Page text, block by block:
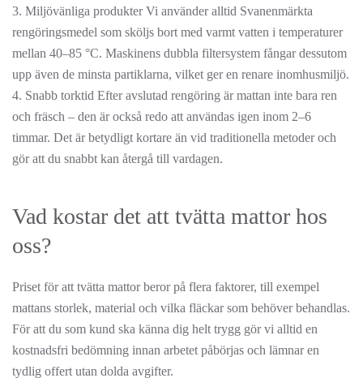
3. Miljövänliga produkter Vi använder alltid Svanenmärkta
rengöringsmedel som sköljs bort med varmt vatten i temperaturer
mellan 40–85 °C. Maskinens dubbla filtersystem fångar dessutom
upp även de minsta partiklarna, vilket ger en renare inomhusmiljö.
4. Snabb torktid Efter avslutad rengöring är mattan inte bara ren
och fräsch – den är också redo att användas igen inom 2–6
timmar. Det är betydligt kortare än vid traditionella metoder och
gör att du snabbt kan återgå till vardagen.
Vad kostar det att tvätta mattor hos
oss?
Priset för att tvätta mattor beror på flera faktorer, till exempel
mattans storlek, material och vilka fläckar som behöver behandlas.
För att du som kund ska känna dig helt trygg gör vi alltid en
kostnadsfri bedömning innan arbetet påbörjas och lämnar en
tydlig offert utan dolda avgifter.